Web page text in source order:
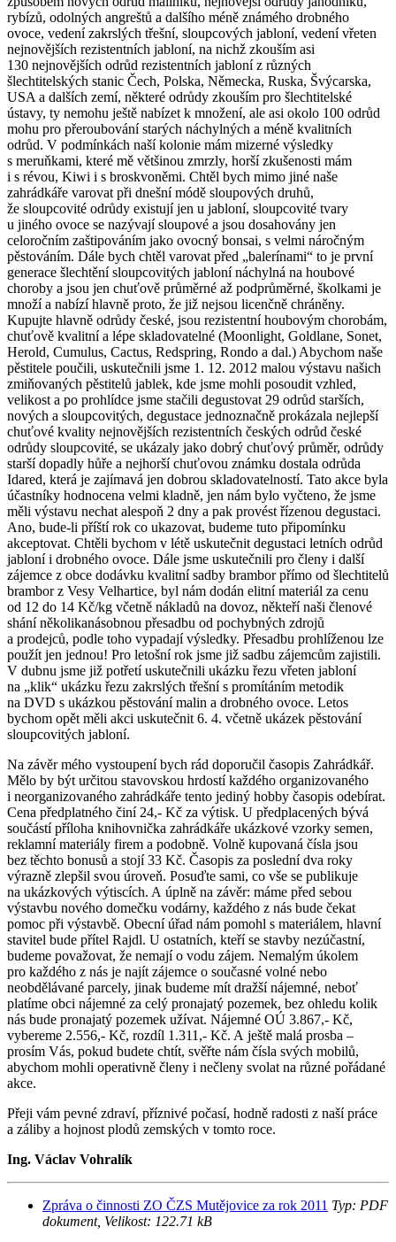
rybízů, odolných angreštů a dalšího méně známého drobného
ovoce, vedení zakrslých třešní, sloupcových jabloní, vedení vřeten
nejnovějších rezistentních jabloní, na nichž zkouším asi
130 nejnovějších odrůd rezistentních jabloní z různých
šlechtitelských stanic Čech, Polska, Německa, Ruska, Švýcarska,
USA a dalších zemí, některé odrůdy zkouším pro šlechtitelské
ústavy, ty nemohu ještě nabízet k množení, ale asi okolo 100 odrůd
mohu pro přeroubování starých náchylných a méně kvalitních
odrůd. V podmínkách naší kolonie mám mizerné výsledky
s meruňkami, které mě většinou zmrzly, horší zkušenosti mám
i s révou, Kiwi i s broskvoněmi. Chtěl bych mimo jiné naše
zahrádkáře varovat při dnešní módě sloupových druhů,
že sloupcovité odrůdy existují jen u jabloní, sloupcovité tvary
u jiného ovoce se nazývají sloupové a jsou dosahovány jen
celoročním zaštipováním jako ovocný bonsai, s velmi náročným
pěstováním. Dále bych chtěl varovat před „balerínami“ to je první
generace šlechtění sloupcovitých jabloní náchylná na houbové
choroby a jsou jen chuťově průměrné až podprůměrné, školkami je
množí a nabízí hlavně proto, že již nejsou licenčně chráněny.
Kupujte hlavně odrůdy české, jsou rezistentní houbovým chorobám,
chuťově kvalitní a lépe skladovatelné (Moonlight, Goldlane, Sonet,
Herold, Cumulus, Cactus, Redspring, Rondo a dal.) Abychom naše
pěstitele poučili, uskutečnili jsme 1. 12. 2012 malou výstavu našich
zmiňovaných pěstitelů jablek, kde jsme mohli posoudit vzhled,
velikost a po prohlídce jsme stačili degustovat 29 odrůd starších,
nových a sloupcovitých, degustace jednoznačně prokázala nejlepší
chuťové kvality nejnovějších rezistentních českých odrůd české
odrůdy sloupcovité, se ukázaly jako dobrý chuťový průměr, odrůdy
starší dopadly hůře a nejhorší chuťovou známku dostala odrůda
Idared, která je zajímavá jen dobrou skladovatelností. Tato akce byla
účastníky hodnocena velmi kladně, jen nám bylo vyčteno, že jsme
měli výstavu nechat alespoň 2 dny a pak provést řízenou degustaci.
Ano, bude-li příští rok co ukazovat, budeme tuto připomínku
akceptovat. Chtěli bychom v létě uskutečnit degustaci letních odrůd
jabloní i drobného ovoce. Dále jsme uskutečnili pro členy i další
zájemce z obce dodávku kvalitní sadby brambor přímo od šlechtitelů
brambor z Vesy Velhartice, byl nám dodán elitní materiál za cenu
od 12 do 14 Kč/kg včetně nákladů na dovoz, někteří naši členové
shání několikanásobnou přesadbu od pochybných zdrojů
a prodejců, podle toho vypadají výsledky. Přesadbu prohlíženou lze
použít jen jednou! Pro letošní rok jsme již sadbu zájemcům zajistili.
V dubnu jsme již potřetí uskutečnili ukázku řezu vřeten jabloní
na „klik“ ukázku řezu zakrslých třešní s promítáním metodik
na DVD s ukázkou pěstování malin a drobného ovoce. Letos
bychom opět měli akci uskutečnit 6. 4. včetně ukázek pěstování
sloupcovitých jabloní.
Na závěr mého vystoupení bych rád doporučil časopis Zahrádkář.
Mělo by být určitou stavovskou hrdostí každého organizovaného
i neorganizovaného zahrádkáře tento jediný hobby časopis odebírat.
Cena předplatného činí 24,- Kč za výtisk. U předplacených bývá
součástí příloha knihovnička zahrádkáře ukázkové vzorky semen,
reklamní materiály firem a podobně. Volně kupovaná čísla jsou
bez těchto bonusů a stojí 33 Kč. Časopis za poslední dva roky
výrazně zlepšil svou úroveň. Posuďte sami, co vše se publikuje
na ukázkových výtiscích. A úplně na závěr: máme před sebou
výstavbu nového domečku vodárny, každého z nás bude čekat
pomoc při výstavbě. Obecní úřad nám pomohl s materiálem, hlavní
stavitel bude přítel Rajdl. U ostatních, kteří se stavby nezúčastní,
budeme považovat, že nemají o vodu zájem. Nemalým úkolem
pro každého z nás je najít zájemce o současné volné nebo
neobdělávané parcely, jinak budeme mít dražší nájemné, neboť
platíme obci nájemné za celý pronajatý pozemek, bez ohledu kolik
nás bude pronajatý pozemek užívat. Nájemné OÚ 3.867,- Kč,
vybereme 2.556,- Kč, rozdíl 1.311,- Kč. A ještě malá prosba –
prosím Vás, pokud budete chtít, svěřte nám čísla svých mobilů,
abychom mohli operativně členy i nečleny svolat na různé pořádané
akce.
Přeji vám pevné zdraví, příznivé počasí, hodně radosti z naší práce
a záliby a hojnost plodů zemských v tomto roce.
Ing. Václav Vohralík
Zpráva o činnosti ZO ČZS Mutějovice za rok 2011 Typ: PDF
dokument, Velikost: 122.71 kB